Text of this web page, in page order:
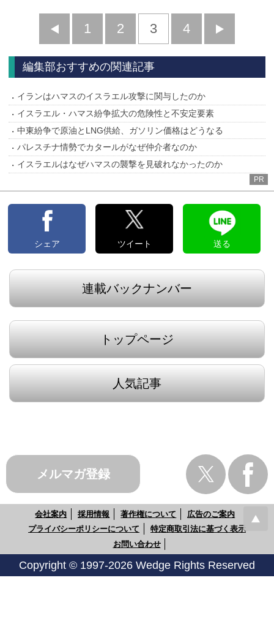
前
へ
1 2 3 4
へ
編集部おすすめの関連記事
イランはハマスのイスラエル攻撃に関与したのか
イスラエル・ハマス紛争拡大の危険性と不安定要素
中東紛争で原油とLNG供給、ガソリン価格はどうなる
パレスチナ情勢でカタールがなぜ仲介者なのか
イスラエルはなぜハマスの襲撃を見破れなかったのか
PR
シェア ツイート 送る
連載バックナンバー
トップページ
人気記事
メルマガ登録
会社案内 採用情報 著作権について
広告のご案内
プライバシーポリシーについて
特定商取引法に基づく表示
お問い合わせ
Copyright © 1997-2026 Wedge Rights Reserved